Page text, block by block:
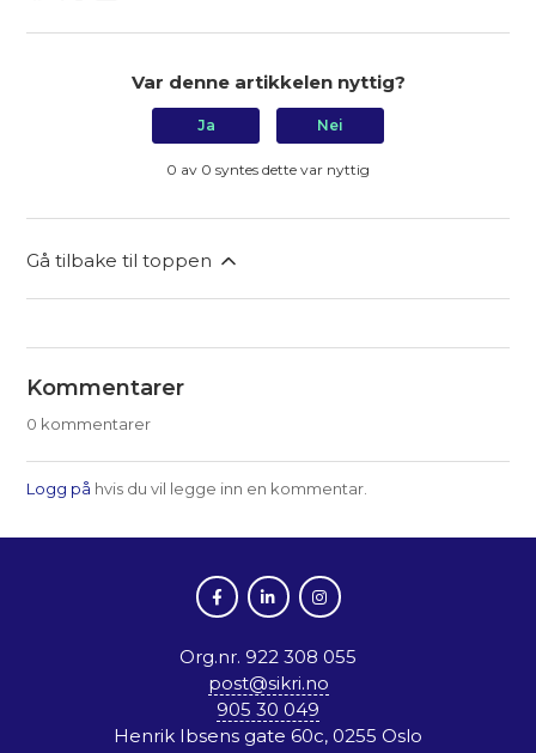
Var denne artikkelen nyttig?
Ja Nei
0 av 0 syntes dette var nyttig
Gå tilbake til toppen
Kommentarer
0 kommentarer
Logg på hvis du vil legge inn en kommentar.
Org.nr. 922 308 055
post@sikri.no
905 30 049
Henrik Ibsens gate 60c, 0255 Oslo